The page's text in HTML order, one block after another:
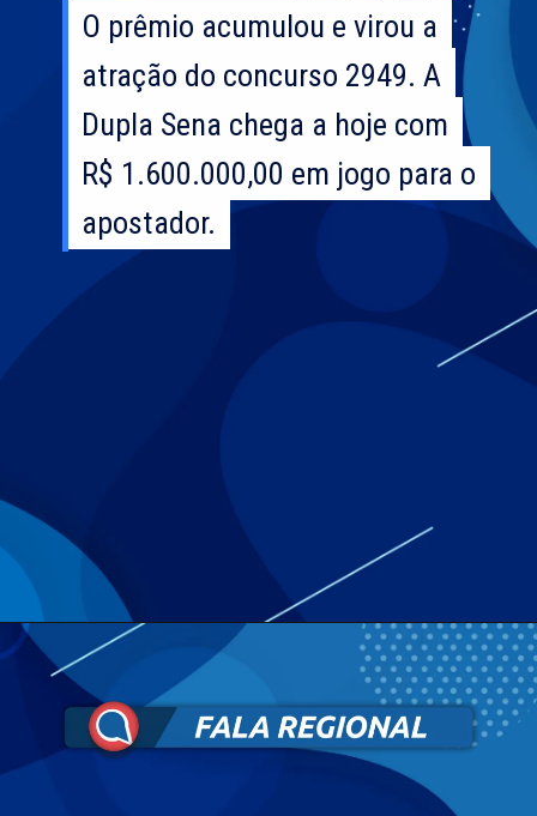
O prêmio acumulou e virou a
atração do concurso 2949. A
Dupla Sena chega a hoje com
R$ 1.600.000,00 em jogo para o
apostador.
O prêmio acumulou e virou a
atração do concurso 2949. A
Dupla Sena chega a hoje com
R$ 1.600.000,00 em jogo para o
apostador.